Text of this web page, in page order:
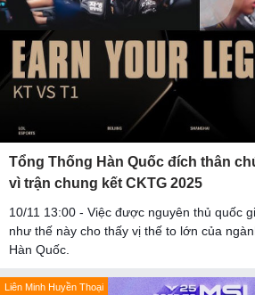
Tổng Thống Hàn Quốc đích thân
vì trận chung kết CKTG 2025
10/11 13:00 - Việc được nguyên thủ quốc
như thế này cho thấy vị thế to lớn của
Hàn Quốc.
Liên Minh Huyền Thoại